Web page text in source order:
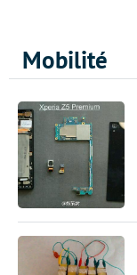
Mobilité